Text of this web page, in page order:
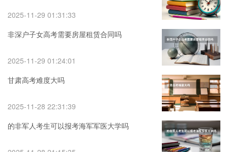
2025-11-29 01:31:33
非深户子女高考需要房屋租赁合同吗
2025-11-29 01:24:01
甘肃高考难度大吗
2025-11-28 22:31:39
的非军人考生可以报考海军军医大学吗